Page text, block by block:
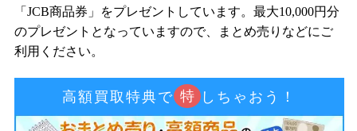
「JCB商品券」をプレゼントしています。最大10,000円分
のプレゼントとなっていますので、まとめ売りなどにご
利用ください。
高額買取特典で 特 しちゃおう！